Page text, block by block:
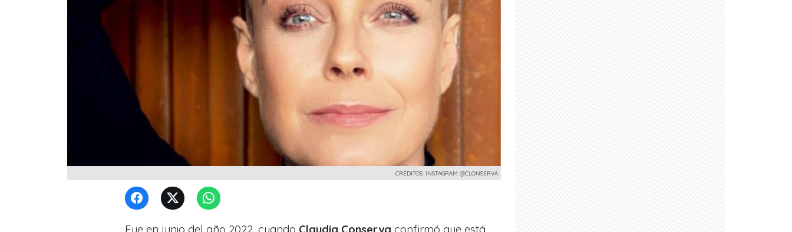
CRÉDITOS: INSTAGRAM @CLONSERVA
Fue en junio del año 2022, cuando Claudia Conserva confirmó que está